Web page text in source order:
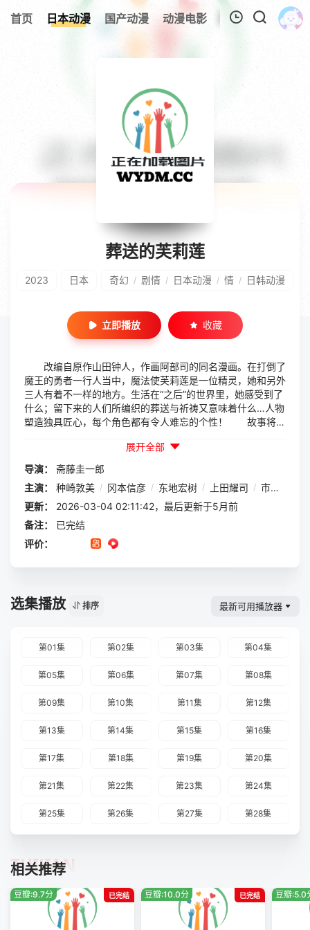
首页 日本动漫 国产动漫 动漫电影 欧美动漫 追剧
我的观影记录
暂无观看影片的记录
葬送的芙莉莲
2023 日本 奇幻 / 剧情 / 日本动漫 / 情 / 日韩动漫
立即播放 收藏
改编自原作山田钟人，作画阿部司的同名漫画。在打倒了
魔王的勇者一行人当中，魔法使芙莉莲是一位精灵，她和另外
三人有着不一样的地方。生活在“之后”的世界里，她感受到了
什么；留下来的人们所编织的葬送与祈祷又意味着什么…人物
塑造独具匠心，每个角色都有令人难忘的个性！ 故事将从
展开全部
导演：
斋藤圭一郎
主演：
种崎敦美 / 冈本信彦 / 东地宏树 / 上田耀司 / 市之濑加那
更新：
2026-03-04 02:11:42，最后更新于5月前
备注：
已完结
评价：
选集播放 排序 最新可用播放器
第01集 第02集 第03集 第04集
第05集 第06集 第07集 第08集
第09集 第10集 第11集 第12集
第13集 第14集 第15集 第16集
第17集 第18集 第19集 第20集
第21集 第22集 第23集 第24集
第25集 第26集 第27集 第28集
相关推荐
TUIJIAN
已完结
豆瓣:9.7分 已完结
豆瓣:10.0分 豆瓣:5.0